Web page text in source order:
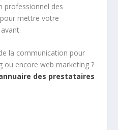
professionnel des
mettre votre
la communication pour
ou encore web marketing ?
des prestataires